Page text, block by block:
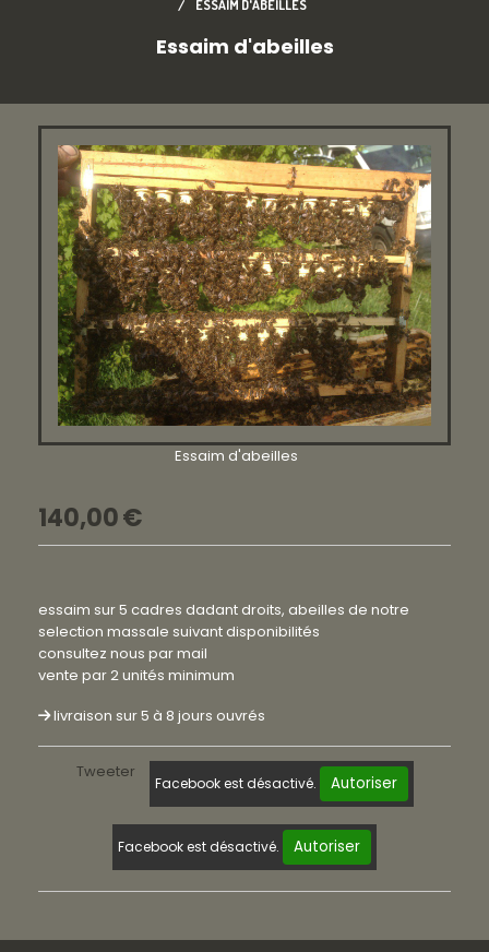
ESSAIM D'ABEILLES
Essaim d'abeilles
Essaim d'abeilles
140,00€
essaim sur 5 cadres dadant droits, abeilles de notre
selection massale suivant disponibilités
consultez nous par mail
vente par 2 unités minimum
livraison sur 5 à 8 jours ouvrés
Tweeter
Facebook est désactivé. Autoriser
Facebook est désactivé. Autoriser